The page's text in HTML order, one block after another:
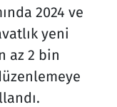
2024 ve
yeni
az 2 bin